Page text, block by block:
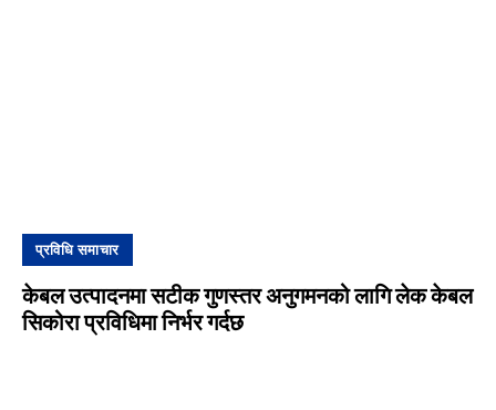
प्रविधि समाचार
केबल उत्पादनमा सटीक गुणस्तर अनुगमनको लागि लेक केबल
सिकोरा प्रविधिमा निर्भर गर्दछ